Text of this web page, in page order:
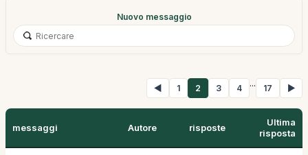
Nuovo messaggio
◀ 1 2 3 4 ... 17 ▶
messaggi Autore risposte
Ultima
risposta